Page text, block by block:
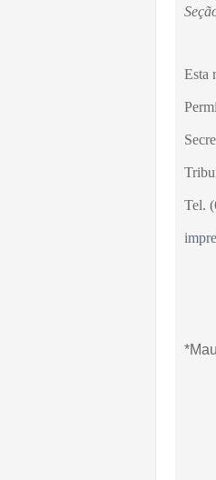
Esta
Tel.